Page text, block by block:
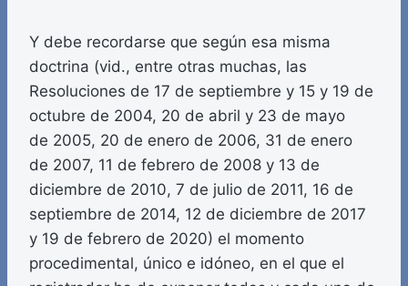
Y debe recordarse que según esa misma
doctrina (vid., entre otras muchas, las
Resoluciones de 17 de septiembre y 15 y 19 de
octubre de 2004, 20 de abril y 23 de mayo
de 2005, 20 de enero de 2006, 31 de enero
de 2007, 11 de febrero de 2008 y 13 de
diciembre de 2010, 7 de julio de 2011, 16 de
septiembre de 2014, 12 de diciembre de 2017
y 19 de febrero de 2020) el momento
procedimental, único e idóneo, en el que el